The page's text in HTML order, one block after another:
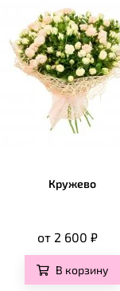
Кружево
от 2 600 ₽
В корзину